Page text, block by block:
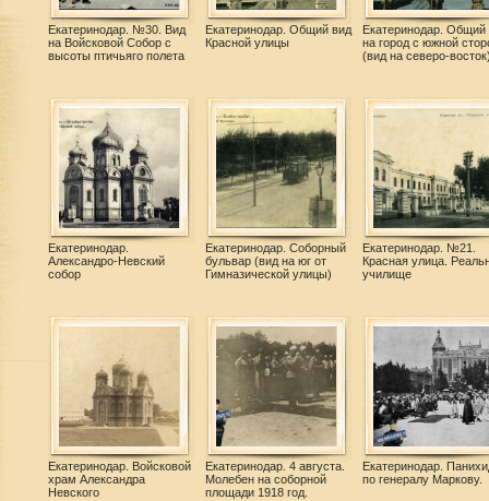
Екатеринодар. №30. Вид
на Войсковой Собор с
высоты птичьяго полета
Екатеринодар. Общий вид
Красной улицы
Екатеринодар. Общий
на город с южной
(вид на северо-
Екатеринодар.
Александро-Невский
собор
Екатеринодар. Соборный
бульвар (вид на юг от
Гимназической улицы)
Екатеринодар. №21.
Красная улица.
училище
Екатеринодар. Войсковой
храм Александра
Невского
Екатеринодар. 4 августа.
Молебен на соборной
площади 1918 год.
Екатеринодар.
по генералу Маркову.